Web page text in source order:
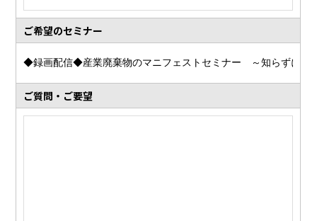
ご希望のセミナー
ご質問・ご要望